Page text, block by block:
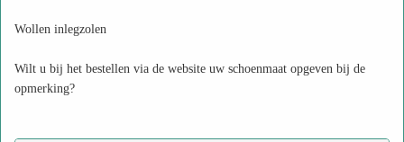
Wollen inlegzolen
Wilt u bij het bestellen via de website uw schoenmaat opgeven bij de
opmerking?